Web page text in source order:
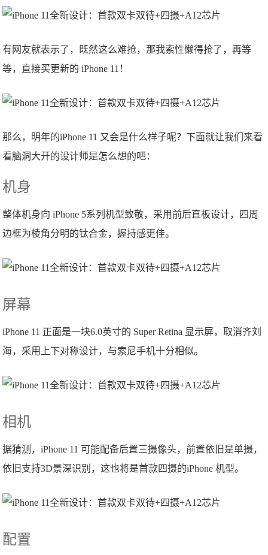
有网友就表示了，既然这么难抢，那我索性懒得抢了，再等
等，直接买更新的 iPhone 11！
那么，明年的iPhone 11 又会是什么样子呢？下面就让我们来看
看脑洞大开的设计师是怎么想的吧：
机身
整体机身向 iPhone 5系列机型致敬，采用前后直板设计，四周
边框为棱角分明的钛合金，握持感更佳。
屏幕
iPhone 11 正面是一块6.0英寸的 Super Retina 显示屏，取消齐刘
海，采用上下对称设计，与索尼手机十分相似。
相机
据猜测，iPhone 11 可能配备后置三摄像头，前置依旧是单摄，
依旧支持3D景深识别，这也将是首款四摄的iPhone 机型。
配置